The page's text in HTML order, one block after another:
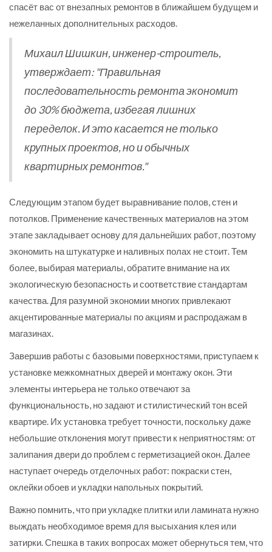
спасёт вас от внезапных ремонтов в ближайшем будущем и
нежеланных дополнительных расходов.
Михаил Шишкин, инженер-строитель,
утверждает: "Правильная
последовательность ремонта экономит
до 30% бюджета, избегая лишних
переделок. И это касается не только
крупных проектов, но и обычных
квартирных ремонтов."
Следующим этапом будет выравнивание полов, стен и
потолков. Применение качественных материалов на этом
этапе закладывает основу для дальнейших работ, поэтому
экономить на штукатурке и наливных полах не стоит. Тем
более, выбирая материалы, обратите внимание на их
экологическую безопасность и соответствие стандартам
качества. Для разумной экономии многих привлекают
акцентированные материалы по акциям и распродажам в
магазинах.
Завершив работы с базовыми поверхностями, приступаем к
установке межкомнатных дверей и монтажу окон. Эти
элементы интерьера не только отвечают за
функциональность, но задают и стилистический тон всей
квартире. Их установка требует точности, поскольку даже
небольшие отклонения могут привести к неприятностям: от
залипания двери до проблем с герметизацией окон. Далее
наступает очередь отделочных работ: покраски стен,
оклейки обоев и укладки напольных покрытий.
Важно помнить, что при укладке плитки или ламината нужно
выждать необходимое время для высыхания клея или
затирки. Спешка в таких вопросах может обернуться тем, что